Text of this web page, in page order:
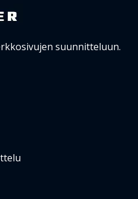
suunnitteluun.